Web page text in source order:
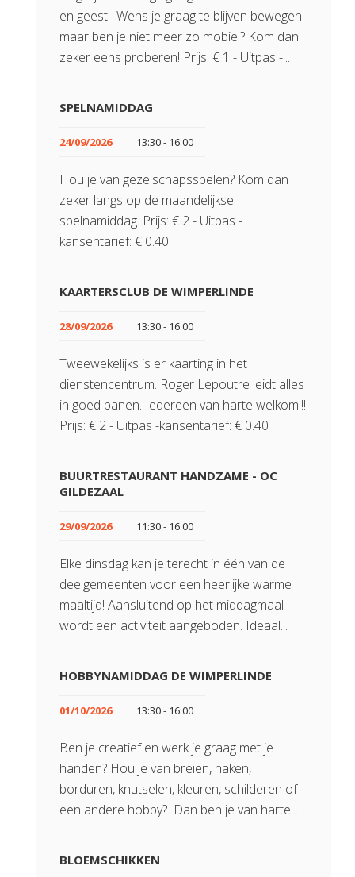
en geest. Wens je graag te blijven bewegen
maar ben je niet meer zo mobiel? Kom dan
zeker eens proberen! Prijs: € 1 - Uitpas -...
SPELNAMIDDAG
24/09/2026 13:30 - 16:00
Hou je van gezelschapsspelen? Kom dan
zeker langs op de maandelijkse
spelnamiddag. Prijs: € 2 - Uitpas -
kansentarief: € 0.40
KAARTERSCLUB DE WIMPERLINDE
28/09/2026 13:30 - 16:00
Tweewekelijks is er kaarting in het
dienstencentrum. Roger Lepoutre leidt alles
in goed banen. Iedereen van harte welkom!!!
Prijs: € 2 - Uitpas -kansentarief: € 0.40
BUURTRESTAURANT HANDZAME - OC
GILDEZAAL
29/09/2026 11:30 - 16:00
Elke dinsdag kan je terecht in één van de
deelgemeenten voor een heerlijke warme
maaltijd! Aansluitend op het middagmaal
wordt een activiteit aangeboden. Ideaal...
HOBBYNAMIDDAG DE WIMPERLINDE
01/10/2026 13:30 - 16:00
Ben je creatief en werk je graag met je
handen? Hou je van breien, haken,
borduren, knutselen, kleuren, schilderen of
een andere hobby? Dan ben je van harte...
BLOEMSCHIKKEN